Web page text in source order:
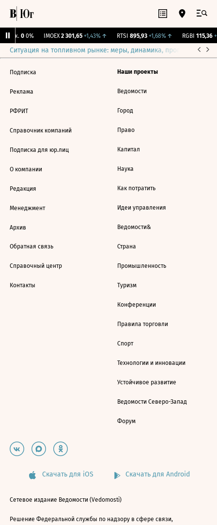
Бирж. 0 0% IMOEX 2 301,65 +1,43%↑ RTSI 895,93 +1,68%↑ RGBI 115,36
Ситуация на топливном рынке: меры, динамика, прогнозы
Подписка
Реклама
РФРИТ
Справочник компаний
Подписка для юр.лиц
О компании
Редакция
Менеджмент
Архив
Обратная связь
Справочный центр
Контакты
Наши проекты
Ведомости
Город
Право
Капитал
Наука
Как потратить
Идеи управления
Ведомости&
Страна
Промышленность
Туризм
Конференции
Правила торговли
Спорт
Технологии и инновации
Устойчивое развитие
Ведомости Северо-Запад
Форум
Скачать для iOS Скачать для Android
Сетевое издание Ведомости (Vedomosti)
Решение Федеральной службы по надзору в сфере связи,